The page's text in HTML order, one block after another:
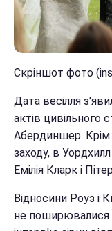
Скріншот фото
Дата весілля
актів цивільного
Абердиншер. Крім
заходу, в
Емілія Кларк і
Відносини Роуз і
не поширювалися